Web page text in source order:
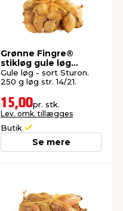
Grønne Fingre®
stikløg gule løg
Sturon 250 g
Gule løg - sort Sturon.
250 g løg str. 14/21.
15,00pr. stk.
Lev. omk. tillægges
Butik
Se mere